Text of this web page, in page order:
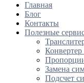
Главная
Блог
Контакты
Полезные
Замена
Подсчет